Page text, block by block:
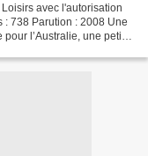
avec l'autorisation
: 738 Parution : 2008 Une
l’Australie, une petite